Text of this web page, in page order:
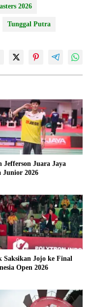
2026
Tunggal Putra
Jefferson Juara Jaya
Junior 2026
Saksikan Jojo ke Final
Open 2026